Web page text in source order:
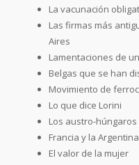
La vacunación
Las firmas más
Aires
Lamentaciones de
Belgas que se han
Movimiento de
Lo que dice Lorini
Los austro-
Francia y la Argentina
El valor de la mujer